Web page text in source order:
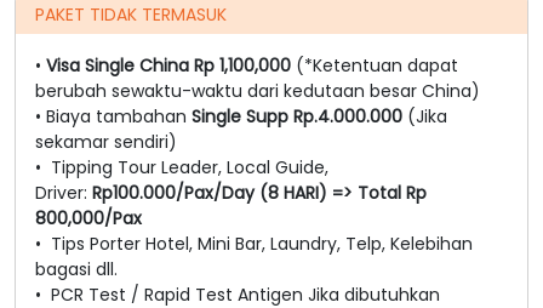
PAKET TIDAK TERMASUK
• Visa Single China Rp 1,100,000 (*Ketentuan dapat
berubah sewaktu-waktu dari kedutaan besar China)
• Biaya tambahan Single Supp Rp.4.000.000 (Jika
sekamar sendiri)
• Tipping Tour Leader, Local Guide,
Driver: Rp100.000/Pax/Day (8 HARI) => Total Rp
800,000/Pax
• Tips Porter Hotel, Mini Bar, Laundry, Telp, Kelebihan
bagasi dll.
• PCR Test / Rapid Test Antigen Jika dibutuhkan